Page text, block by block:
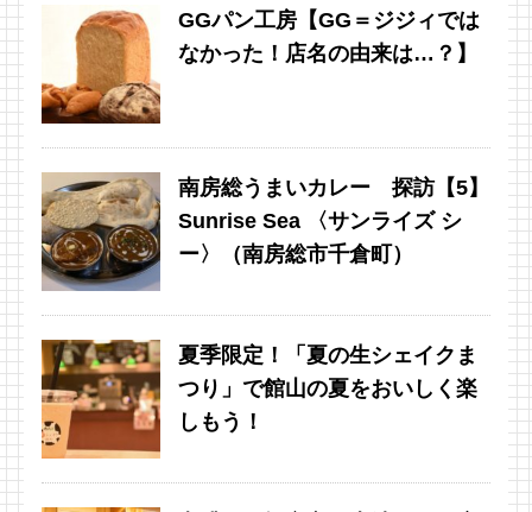
GGパン工房【GG＝ジジィでは
なかった！店名の由来は…？】
南房総うまいカレー 探訪【5】
Sunrise Sea 〈サンライズ シ
ー〉（南房総市千倉町）
夏季限定！「夏の生シェイクま
つり」で館山の夏をおいしく楽
しもう！